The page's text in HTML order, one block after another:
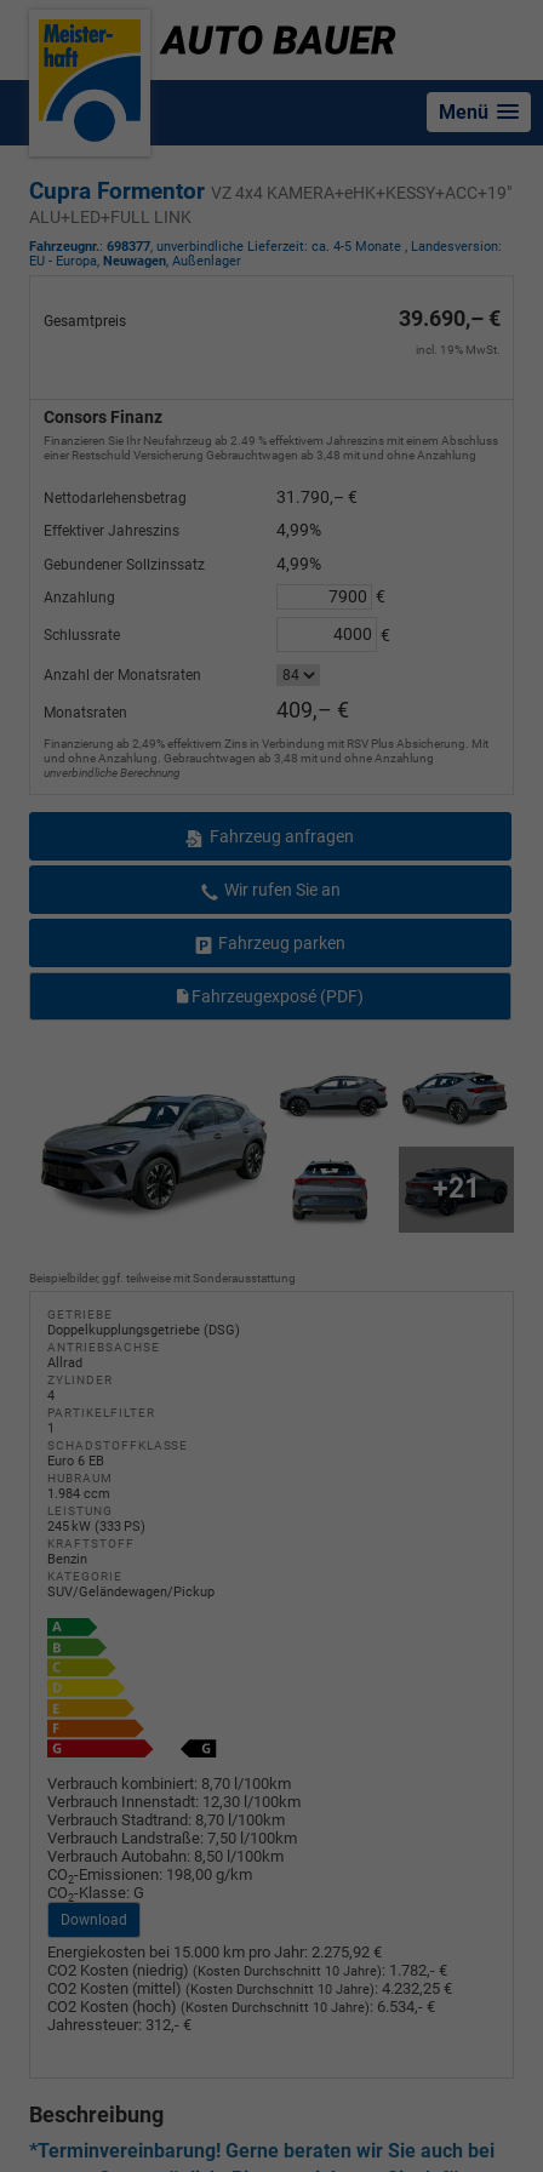
Menü
Cupra Formentor VZ 4x4 KAMERA+eHK+KESSY+ACC+19"
ALU+LED+FULL LINK
Fahrzeugnr.: 698377, unverbindliche Lieferzeit: ca. 4-5 Monate , Landesversion:
EU - Europa, Neuwagen, Außenlager
Gesamtpreis 39.690,– €
incl. 19% MwSt.
Consors Finanz
Finanzieren Sie Ihr Neufahrzeug ab 2.49 % effektivem Jahreszins mit einem Abschluss
einer Restschuld Versicherung Gebrauchtwagen ab 3,48 mit und ohne Anzahlung
Nettodarlehensbetrag 31.790,– €
Effektiver Jahreszins 4,99%
Gebundener Sollzinssatz 4,99%
Anzahlung €
Schlussrate €
Anzahl der Monatsraten
Monatsraten 409,– €
Finanzierung ab 2,49% effektivem Zins in Verbindung mit RSV Plus Absicherung. Mit
und ohne Anzahlung. Gebrauchtwagen ab 3,48 mit und ohne Anzahlung
unverbindliche Berechnung
Fahrzeug anfragen
Wir rufen Sie an
Fahrzeug parken
Fahrzeugexposé (PDF)
+21
Beispielbilder, ggf. teilweise mit Sonderausstattung
GETRIEBE
Doppelkupplungsgetriebe (DSG)
ANTRIEBSACHSE
Allrad
ZYLINDER
4
PARTIKELFILTER
1
SCHADSTOFFKLASSE
Euro 6 EB
HUBRAUM
1.984 ccm
LEISTUNG
245 kW (333 PS)
KRAFTSTOFF
Benzin
KATEGORIE
SUV/Geländewagen/Pickup
Verbrauch kombiniert: 8,70 l/100km
Verbrauch Innenstadt: 12,30 l/100km
Verbrauch Stadtrand: 8,70 l/100km
Verbrauch Landstraße: 7,50 l/100km
Verbrauch Autobahn: 8,50 l/100km
CO2-Emissionen: 198,00 g/km
CO2-Klasse: G
Download
Energiekosten bei 15.000 km pro Jahr: 2.275,92 €
CO2 Kosten (niedrig) (Kosten Durchschnitt 10 Jahre): 1.782,- €
CO2 Kosten (mittel) (Kosten Durchschnitt 10 Jahre): 4.232,25 €
CO2 Kosten (hoch) (Kosten Durchschnitt 10 Jahre): 6.534,- €
Jahressteuer: 312,- €
Beschreibung
*Terminvereinbarung! Gerne beraten wir Sie auch bei